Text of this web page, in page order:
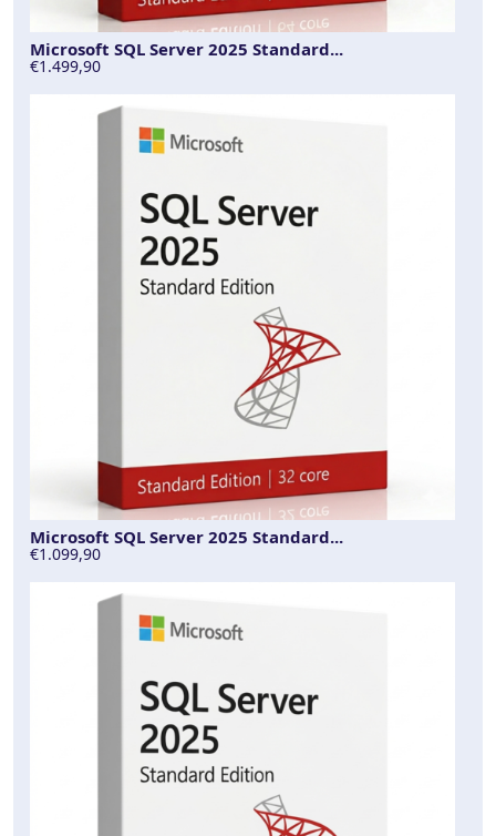
Microsoft SQL Server 2025 Standard...
€1.499,90
Microsoft SQL Server 2025 Standard...
€1.099,90